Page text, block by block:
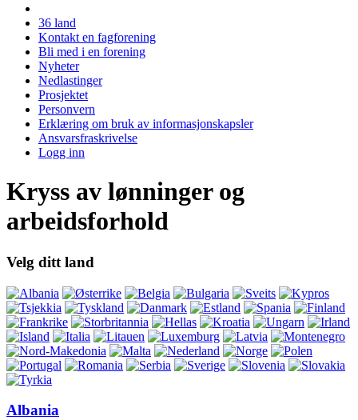
36 land
Kontakt en fagforening
Bli med i en forening
Nyheter
Nedlastinger
Prosjektet
Personvern
Erklæring om bruk av informasjonskapsler
Ansvarsfraskrivelse
Logg inn
Kryss av lønninger og
arbeidsforhold
Velg ditt land
Albania